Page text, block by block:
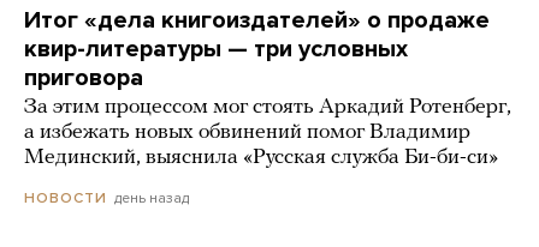
Итог «дела книгоиздателей» о продаже
квир-литературы — три условных
приговора
За этим процессом мог стоять Аркадий Ротенберг,
а избежать новых обвинений помог Владимир
Мединский, выяснила «Русская служба Би-би-си»
НОВОСТИ день назад